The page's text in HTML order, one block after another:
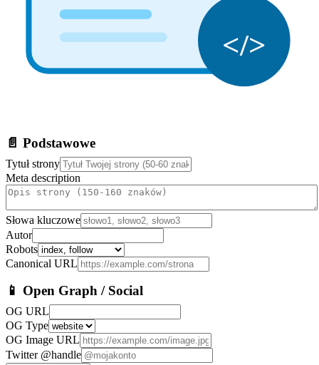
</>
📄 Podstawowe
Tytuł strony
Meta description
Słowa kluczowe
Autor
Robots
Canonical URL
📱 Open Graph / Social
OG URL
OG Type
OG Image URL
Twitter @handle